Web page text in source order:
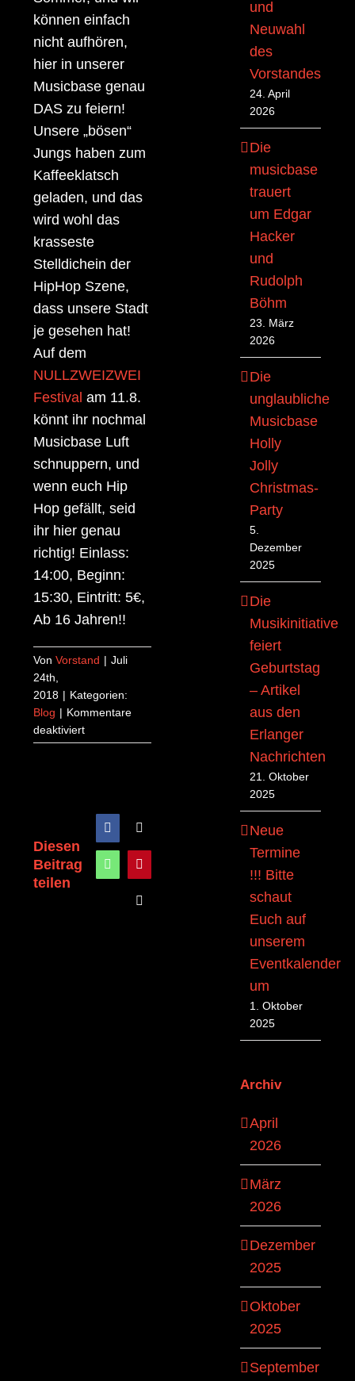
können einfach
nicht aufhören,
hier in unserer
Musicbase genau
DAS zu feiern!
Unsere „bösen“
Jungs haben zum
Kaffeeklatsch
geladen, und das
wird wohl das
krasseste
Stelldichein der
HipHop Szene,
dass unsere Stadt
je gesehen hat!
Auf dem
NULLZWEIZWEI
Festival am 11.8.
könnt ihr nochmal
Musicbase Luft
schnuppern, und
wenn euch Hip
Hop gefällt, seid
ihr hier genau
richtig! Einlass:
14:00, Beginn:
15:30, Eintritt: 5€,
Ab 16 Jahren!!
VonVorstand | Juli
24th,
2018 | Kategorien:
Blog | Kommentare
deaktiviertfür
NULLZWEIZWEI
den
Start!
Diesen
Beitrag
teilen
Facebook
X
WhatsAppPinterest
E-
und
Neuwahl
des
Vorstandes
24. April
2026
Die
musicbase
trauert
um Edgar
Hacker
und
Rudolph
Böhm
23. März
2026
Die
unglaubliche
Musicbase
Holly
Jolly
Christmas-
Party
5.
Dezember
2025
Die
Musikinitiative
feiert
Geburtstag
– Artikel
aus den
Erlanger
Nachrichten
21. Oktober
2025
Neue
Termine
!!! Bitte
schaut
Euch auf
unserem
Eventkalender
um
1. Oktober
2025
Archiv
April
2026
März
2026
Dezember
2025
Oktober
2025
September